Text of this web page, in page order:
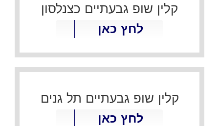
קלין שופ גבעתיים כצנלסון
לחץ כאן
קלין שופ גבעתיים תל גנים
לחץ כאן